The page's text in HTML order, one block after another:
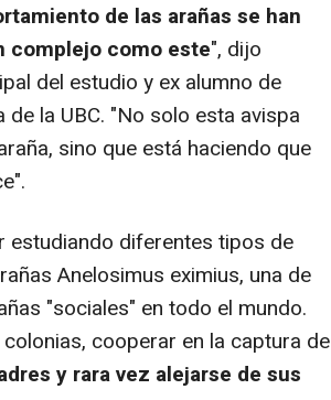
de las arañas se han
complejo como este", dijo
del estudio y ex alumno de
la UBC. "No solo esta avispa
sino que está haciendo que
estudiando diferentes tipos de
Anelosimus eximius, una de
"sociales" en todo el mundo.
cooperar en la captura de
y rara vez alejarse de sus